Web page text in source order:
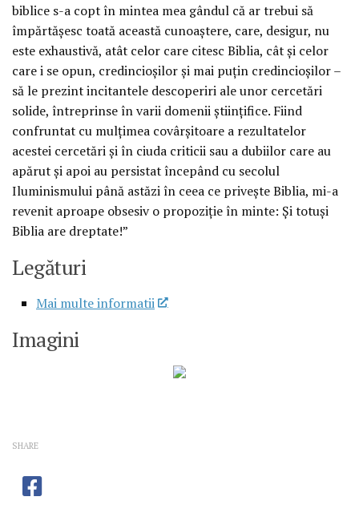
biblice s-a copt în mintea mea gândul că ar trebui să
împărtăşesc toată această cunoaştere, care, desigur, nu
este exhaustivă, atât celor care citesc Biblia, cât şi celor
care i se opun, credincioşilor şi mai puţin credincioşilor –
să le prezint incitantele descoperiri ale unor cercetări
solide, întreprinse în varii domenii ştiinţifice. Fiind
confruntat cu mulţimea covârşitoare a rezultatelor
acestei cercetări şi în ciuda criticii sau a dubiilor care au
apărut şi apoi au persistat începând cu secolul
Iluminismului până astăzi în ceea ce priveşte Biblia, mi-a
revenit aproape obsesiv o propoziţie în minte: Şi totuşi
Biblia are dreptate!”
Legături
Mai multe informatii
Imagini
SHARE